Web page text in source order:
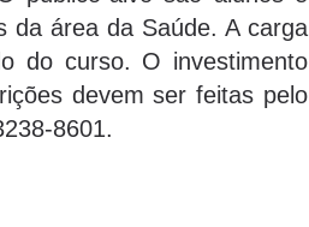
da área da Saúde. A carga
do curso. O investimento
devem ser feitas pelo
8601.